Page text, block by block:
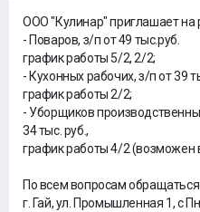
ООО "Кулинар" приглашает на
- Поваров, з/п от 49 тыс.руб.
график работы 5/2, 2/2;
- Кухонных рабочих, з/п от 39
график работы 2/2;
- Уборщиков
34 тыс. руб.,
график работы 4/2 (возможен
По всем вопросам обращаться
г. Гай, ул. Промышленная 1, с